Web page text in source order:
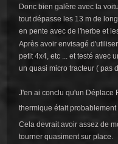
Donc bien galère avec la
tout dépasse les 13 m de
en pente avec de l'herbe et
Après avoir envisagé
petit 4x4, etc ... et testé avec
un quasi micro tracteur ( pas
J'en ai conclu qu'un Déplace
thermique était
Cela devrait avoir assez de
tourner quasiment sur place.